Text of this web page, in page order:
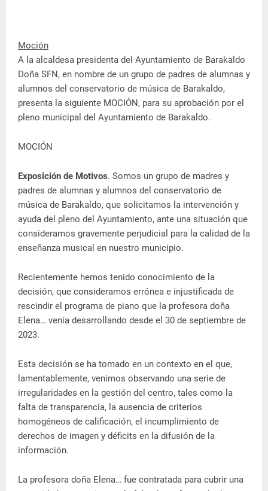
Moción
A la alcaldesa presidenta del Ayuntamiento de Barakaldo
Doña SFN, en nombre de un grupo de padres de alumnas y
alumnos del conservatorio de música de Barakaldo,
presenta la siguiente MOCIÓN, para su aprobación por el
pleno municipal del Ayuntamiento de Barakaldo.
MOCIÓN
Exposición de Motivos. Somos un grupo de madres y
padres de alumnas y alumnos del conservatorio de
música de Barakaldo, que solicitamos la intervención y
ayuda del pleno del Ayuntamiento, ante una situación que
consideramos gravemente perjudicial para la calidad de la
enseñanza musical en nuestro municipio.
Recientemente hemos tenido conocimiento de la
decisión, que consideramos errónea e injustificada de
rescindir el programa de piano que la profesora doña
Elena… venía desarrollando desde el 30 de septiembre de
2023.
Esta decisión se ha tomado en un contexto en el que,
lamentablemente, venimos observando una serie de
irregularidades en la gestión del centro, tales como la
falta de transparencia, la ausencia de criterios
homogéneos de calificación, el incumplimiento de
derechos de imagen y déficits en la difusión de la
información.
La profesora doña Elena… fue contratada para cubrir una